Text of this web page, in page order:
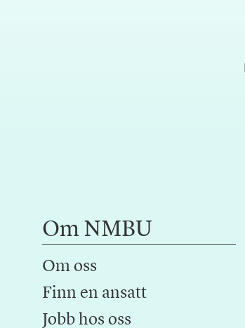
Om NMBU
Om oss
Finn en ansatt
Jobb hos oss